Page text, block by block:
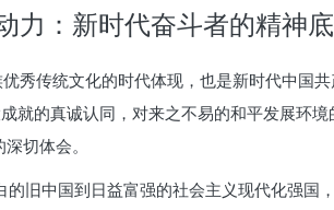
力：新时代奋斗者的精神
优秀传统文化的时代体现，也是新时代中国
就的真诚认同，对来之不易的和平发展环
切体会。
的旧中国到日益富强的社会主义现代化强国